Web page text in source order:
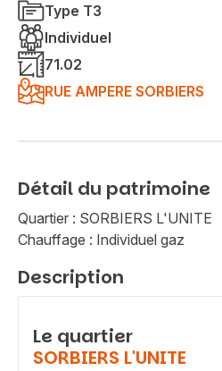
Type T3
Individuel
71.02
RUE AMPERE SORBIERS
Détail du patrimoine
Quartier : SORBIERS L'UNITE
Chauffage : Individuel gaz
Description
Le quartier
SORBIERS L'UNITE